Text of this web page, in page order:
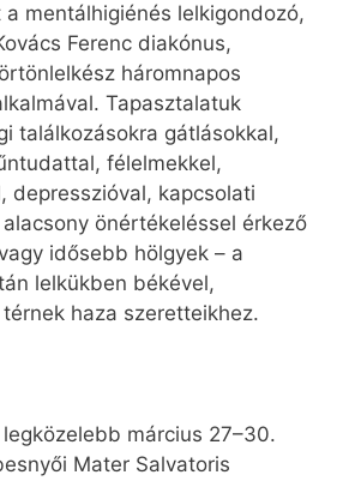
mentálhigiénés lelkigondozó,
Ferenc diakónus,
háromnapos
Tapasztalatuk
találkozásokra gátlásokkal,
félelmekkel,
depresszióval, kapcsolati
önértékeléssel érkező
idősebb hölgyek – a
lelkükben békével,
haza szeretteikhez.
március 27–30.
Mater Salvatoris